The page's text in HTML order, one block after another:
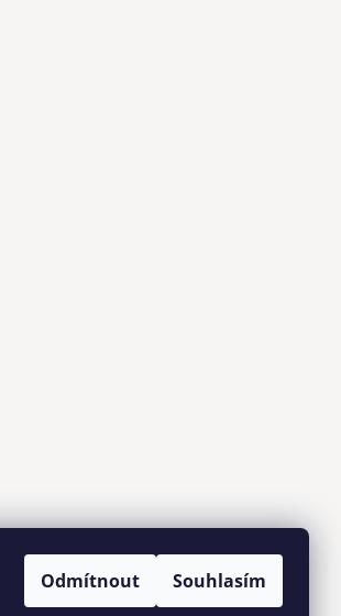
Odmítnout Souhlasím